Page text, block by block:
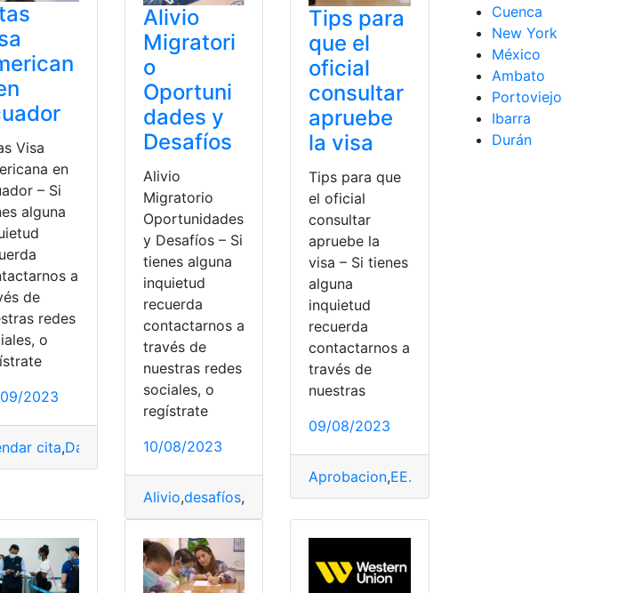
Visa
en
– Si
alguna
a
de
redes
o
2023
cita,Datos Ecuador,EE.UU,visa a EE.UU
Alivio
Migratori
o
Oportuni
dades y
Desafíos
Alivio
Migratorio
Oportunidades
y Desafíos – Si
tienes alguna
inquietud
recuerda
contactarnos a
través de
nuestras redes
sociales, o
regístrate
10/08/2023
Alivio,desafíos, ,Migrantes,Migratorio
Tips para
que el
oficial
consultar
apruebe
la visa
Tips para que
el oficial
consultar
apruebe la
visa – Si tienes
alguna
inquietud
recuerda
contactarnos a
través de
nuestras
09/08/2023
Aprobacion,EE.UU
Cuenca
New York
México
Ambato
Portoviejo
Ibarra
Durán